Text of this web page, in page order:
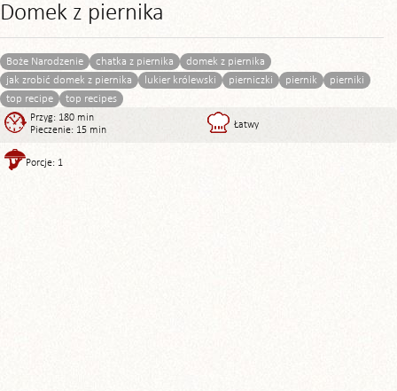
Domek z piernika
Boże Narodzenie chatka z piernika
domek z piernika
jak zrobić domek z piernika
lukier królewski pierniczki piernik
pierniki
top recipe
top recipes
Przyg: 180 min
Pieczenie: 15 min
Łatwy
Porcje: 1